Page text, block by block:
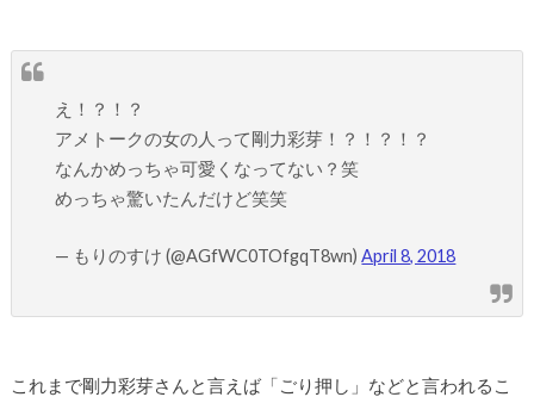
え！？！？
アメトークの女の人って剛力彩芽！？！？！？
なんかめっちゃ可愛くなってない？笑
めっちゃ驚いたんだけど笑笑
— もりのすけ (@AGfWC0TOfgqT8wn)April 8, 2018
これまで剛力彩芽さんと言えば「ごり押し」などと言われるこ